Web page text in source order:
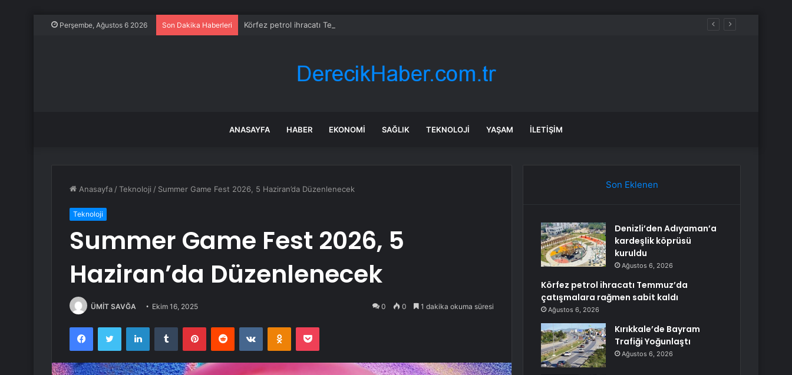
Perşembe, Ağustos 6 2026 Son Dakika Haberleri Körfez petrol ihracatı Temmuz’da çatışmalara rağmen sabit kaldı
ANASAYFA HABER EKONOMI SAĞLIK TEKNOLOJI YAŞAM İLETIŞIM
Anasayfa /Teknoloji / Summer Game Fest 2026, 5 Haziran’da Düzenlenecek
Teknoloji
Summer Game Fest 2026, 5
Haziran’da Düzenlenecek
ÜMİT SAVĞA Ekim 16, 2025 0 0 1 dakika okuma süresi
FacebookTwitter LinkedInTumblr PinterestReddit VKontakteOdnoklassniki
Pocket
Son Eklenen
Denizli’den Adıyaman’a
kardeşlik köprüsü
kuruldu
Ağustos 6, 2026
Körfez petrol ihracatı Temmuz’da
çatışmalara rağmen sabit kaldı
Ağustos 6, 2026
Kırıkkale’de Bayram
Trafiği Yoğunlaştı
Ağustos 6, 2026